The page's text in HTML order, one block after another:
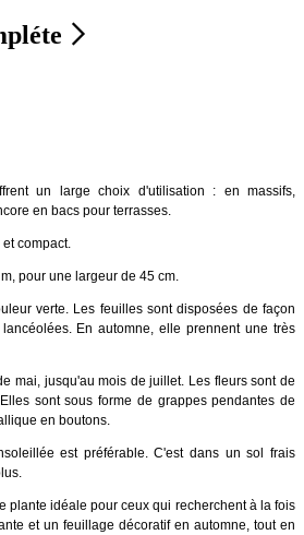
un large choix d'utilisation : en massifs,
en bacs pour terrasses.
compact.
pour une largeur de 45 cm.
verte. Les feuilles sont disposées de façon
En automne, elle prennent une très
mai, jusqu'au mois de juillet. Les fleurs sont de
sont sous forme de grappes pendantes de
en boutons.
est préférable. C'est dans un sol frais
plante idéale pour ceux qui recherchent à la fois
et un feuillage décoratif en automne, tout en